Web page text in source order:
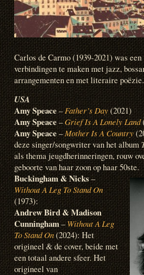
Carlos de Carmo (1939-2021) was
verbindingen te maken met jazz,
arrangementen en met literaire poëzie.
USA
Amy Speace–Father’s Day(2021)
Amy Speace–Grief Is A Lonely Land
Amy Speace–Mother Is A Country
deze singer/songwriter van het album
als thema jeugdherinneringen, rouw
geboorte van haar zoon op haar 50ste.
Buckingham & Nicks–
Without A Leg To Stand On
(1973):
Andrew Bird & Madison
Cunningham–Without A Leg
To Stand On(2024): Het
origineel & de cover, beide met
een totaal andere sfeer. Het
origineel van